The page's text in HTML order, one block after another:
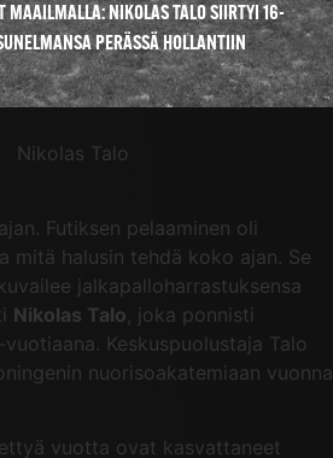
MAAILMALLA: NIKOLAS TALO SIIRTYI 16-
PERÄSSÄ HOLLANTIIN
Futiksen pelaaminen oli
mitä halusin tehdä koko ajan. Se
jalkapalloharrastuksensa
Nikolas Talo, joka ponnisti
Keskuspuolustaja Talo
nuorisoakatemiaan vuonna
vuotta ovat kasvattaneet